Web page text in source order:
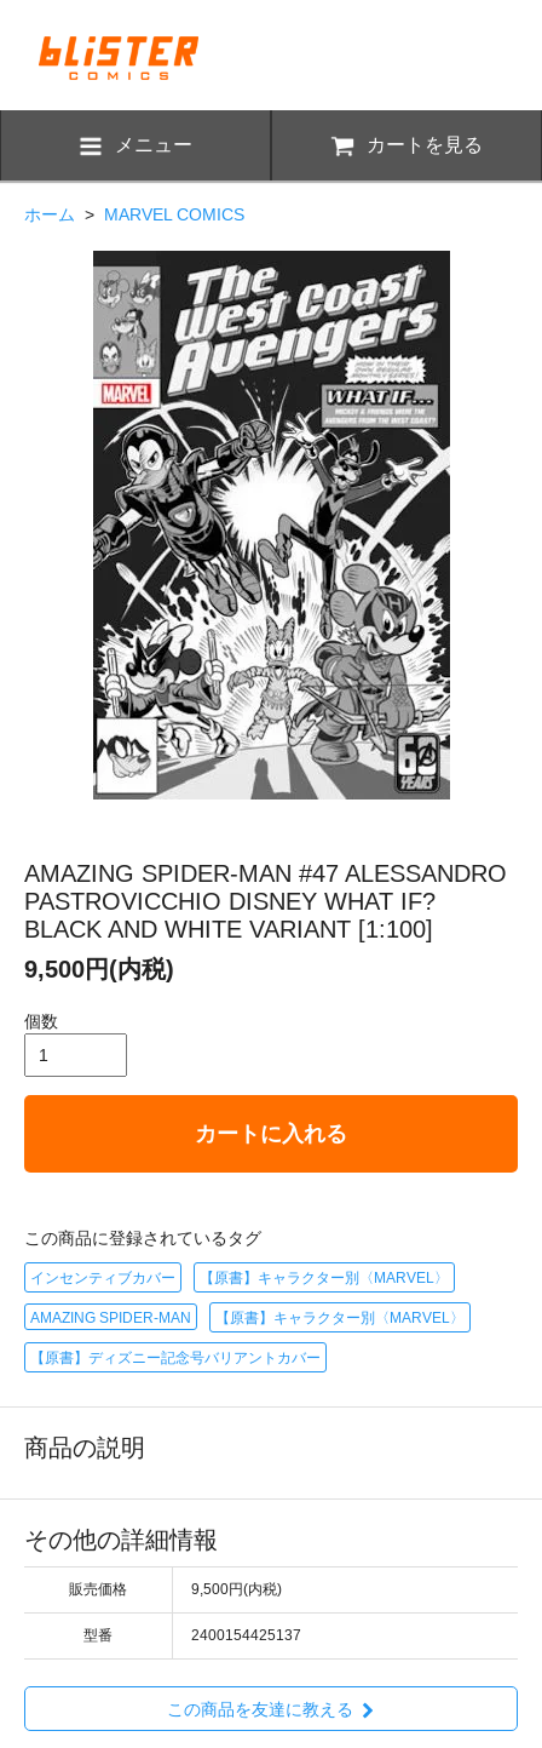
メニュー カートを見る
ホーム > MARVEL COMICS
AMAZING SPIDER-MAN #47 ALESSANDRO
PASTROVICCHIO DISNEY WHAT IF?
BLACK AND WHITE VARIANT [1:100]
9,500円(内税)
個数
カートに入れる
この商品に登録されているタグ
インセンティブカバー 【原書】キャラクター別〈MARVEL〉
AMAZING SPIDER-MAN 【原書】キャラクター別〈MARVEL〉
【原書】ディズニー記念号バリアントカバー
商品の説明
その他の詳細情報
販売価格 9,500円(内税)
型番 2400154425137
この商品を友達に教える